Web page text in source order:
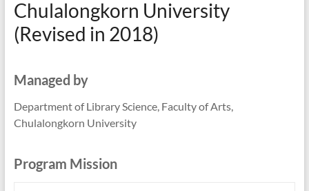
Chulalongkorn University
(Revised in 2018)
Managed by
Department of Library Science, Faculty of Arts,
Chulalongkorn University
Program Mission